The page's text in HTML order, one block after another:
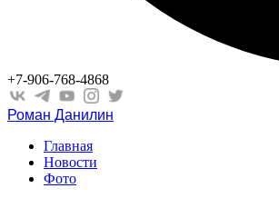
+7-906-768-4868
Роман Данилин
Главная
Новости
Фото